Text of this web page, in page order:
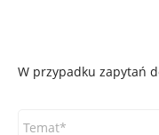
W przypadku zapytań